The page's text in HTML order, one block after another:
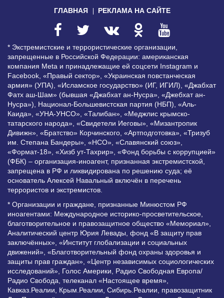
ГЛАВНАЯ РЕКЛАМА НА САЙТЕ
* Экстремистские и террористические организации,
запрещенные в Российской Федерации: американская
компания Meta и принадлежащие ей соцсети Instagram и
Facebook, «Правый сектор», «Украинская повстанческая
армия» (УПА), «Исламское государство» (ИГ, ИГИЛ), «Джабхат
Фатх аш-Шам» (бывшая «Джабхат ан-Нусра», «Джебхат ан-
Нусра»), Национал-Большевистская партия (НБП), «Аль-
Каида», «УНА-УНСО», «Талибан», «Меджлис крымско-
татарского народа», «Свидетели Иеговы», «Мизантропик
Дивижн», «Братство» Корчинского, «Артподготовка», «Тризуб
им. Степана Бандеры», «НСО», «Славянский союз»,
«Формат-18», «Хизб ут-Тахрир», «Фонд борьбы с коррупцией»
(ФБК) – организация-иноагент, признанная экстремистской,
запрещена в РФ и ликвидирована по решению суда; её
основатель Алексей Навальный включён в перечень
террористов и экстремистов.
* Организации и граждане, признанные Минюстом РФ
иноагентами: Международное историко-просветительское,
благотворительное и правозащитное общество «Мемориал»,
Аналитический центр Юрия Левады, фонд «В защиту прав
заключённых», «Институт глобализации и социальных
движений», «Благотворительный фонд охраны здоровья и
защиты прав граждан», «Центр независимых социологических
исследований», Голос Америки, Радио Свободная Европа/
Радио Свобода, телеканал «Настоящее время»,
Кавказ.Реалии, Крым.Реалии, Сибирь.Реалии, правозащитник